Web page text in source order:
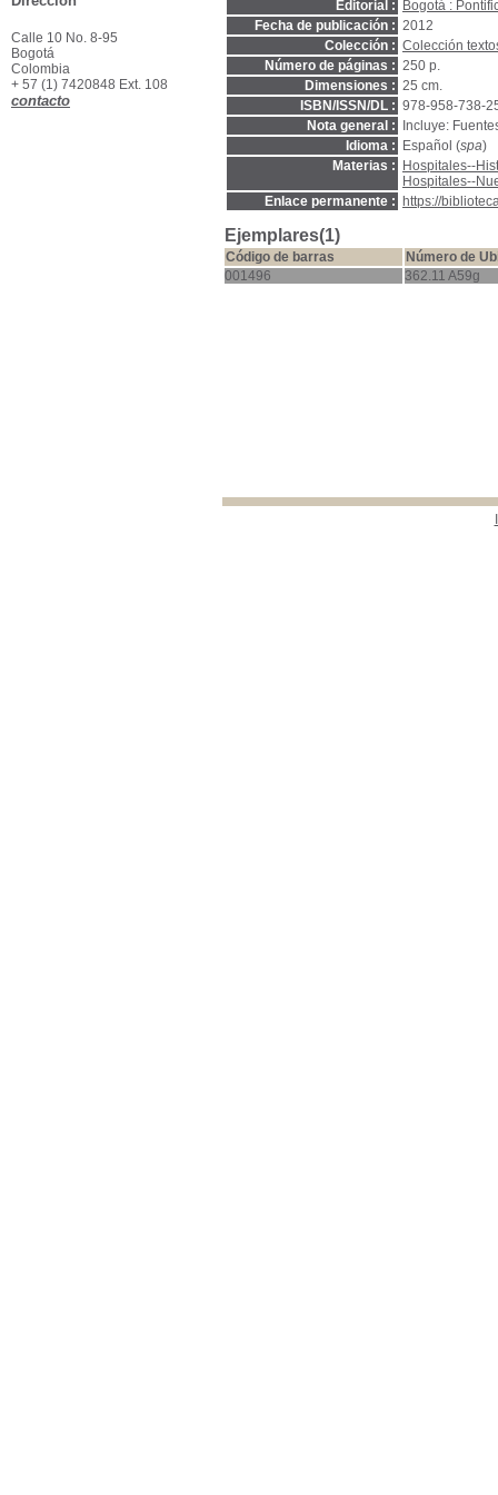
Editorial :
Bogotá :
Fecha de publicación : 2012
Colección : Colección
Número de páginas : 250 p.
Dimensiones : 25 cm.
ISBN/ISSN/DL : 978-958-738-
Nota general :
Incluye:
Idioma :
Español (spa)
Materias :
Hospitales--
Hospitales--
Enlace permanente :
https://
Ejemplares(1)
Código de barras
Número de
001496
362.11 A59g
Calle 10 No. 8-95
Bogotá
Colombia
+ 57 (1) 7420848 Ext. 108
contacto